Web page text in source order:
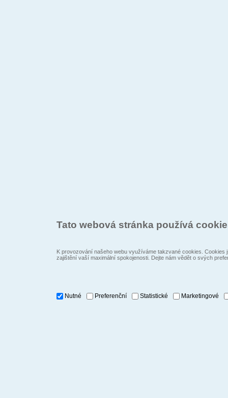
Tato webová stránka používá
K provozování našeho webu využíváme takzvané cookies.
zajištění vaší maximální spokojenosti. Dejte nám vědět o svých
Nutné Preferenční Statistické Marketingové